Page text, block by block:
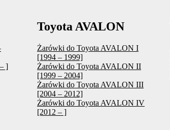
]
Toyota AVALON
Żarówki do Toyota AVALON I
[1994 – 1999]
Żarówki do Toyota AVALON II
[1999 – 2004]
Żarówki do Toyota AVALON III
[2004 – 2012]
Żarówki do Toyota AVALON IV
[2012 – ]